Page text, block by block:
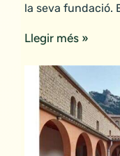
la seva fundació.
Llegir més »